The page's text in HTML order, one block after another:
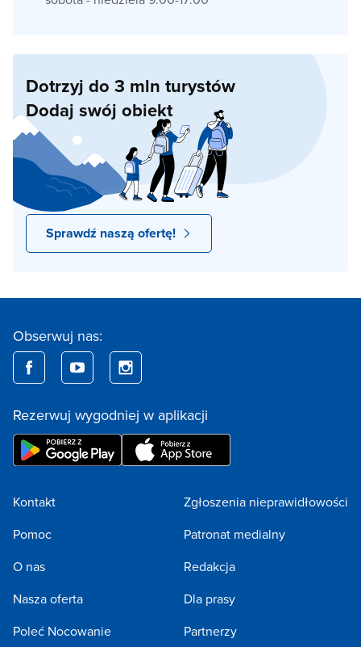
Dotrzyj do 3 mln turystów
Dodaj swój obiekt
Sprawdź naszą ofertę!
Obserwuj nas:
Rezerwuj wygodniej w aplikacji
Kontakt
Pomoc
O nas
Nasza oferta
Poleć Nocowanie
Zgłoszenia nieprawidłowości
Patronat medialny
Redakcja
Dla prasy
Partnerzy